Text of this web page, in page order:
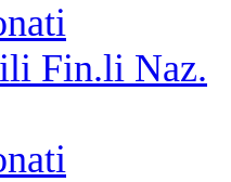
Fin.li Naz.